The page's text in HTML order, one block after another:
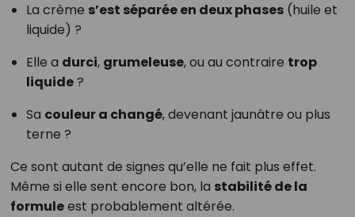
La crème s’est séparée en deux phases(huile et
liquide) ?
Elle a durci, grumeleuse, ou au contraire trop
liquide?
Sa couleur a changé, devenant jaunâtre ou plus
terne ?
Ce sont autant de signes qu’elle ne fait plus effet.
Même si elle sent encore bon, la stabilité de la
formuleest probablement altérée.